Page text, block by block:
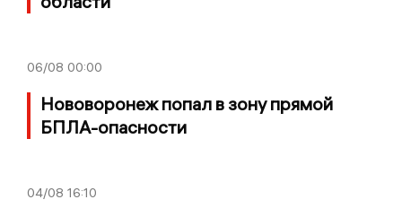
06/08 00:00
Нововоронеж попал в зону прямой
БПЛА-опасности
04/08 16:10